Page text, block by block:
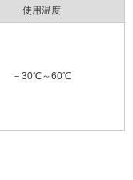
使用温度
－30℃～60℃